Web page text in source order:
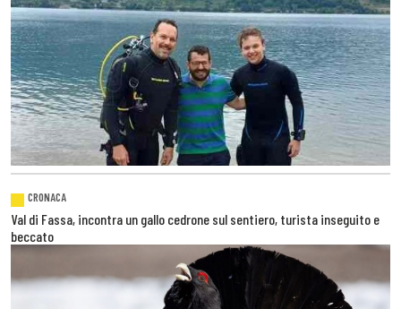
CRONACA
Val di Fassa, incontra un gallo cedrone sul sentiero, turista inseguito e
beccato